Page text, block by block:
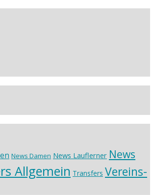
News Damen News Lauflerner News
Allgemein Transfers Vereins-